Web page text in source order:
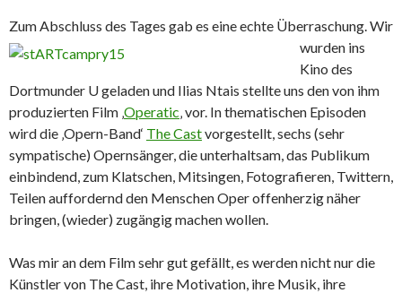
Zum Abschluss des Tages gab es eine echte Überraschung. Wir
wurden ins
Kino des
Dortmunder U geladen und Ilias Ntais stellte uns den von ihm
produzierten Film ‚Operatic‚ vor. In thematischen Episoden
wird die ‚Opern-Band‘ The Castvorgestellt, sechs (sehr
sympatische) Opernsänger, die unterhaltsam, das Publikum
einbindend, zum Klatschen, Mitsingen, Fotografieren, Twittern,
Teilen auffordernd den Menschen Oper offenherzig näher
bringen, (wieder) zugängig machen wollen.
Was mir an dem Film sehr gut gefällt, es werden nicht nur die
Künstler von The Cast, ihre Motivation, ihre Musik, ihre